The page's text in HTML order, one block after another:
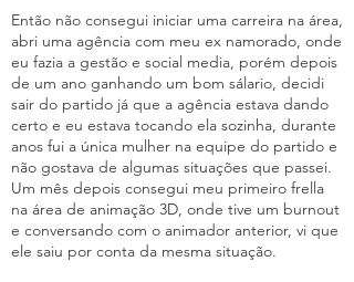
Então não consegui iniciar uma carreira na área,
abri uma agência com meu ex namorado, onde
eu fazia a gestão e social media, porém depois
de um ano ganhando um bom sálario, decidi
sair do partido já que a agência estava dando
certo e eu estava tocando ela sozinha, durante
anos fui a única mulher na equipe do partido e
não gostava de algumas situações que passei.
Um mês depois consegui meu primeiro frella
na área de animação 3D, onde tive um burnout
e conversando com o animador anterior, vi que
ele saiu por conta da mesma situação.